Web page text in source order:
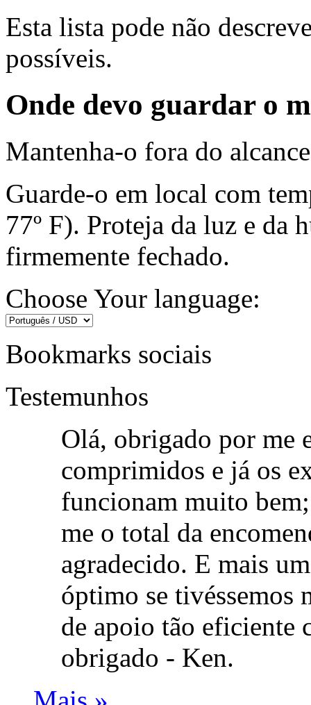
Esta lista pode não
possíveis.
Onde devo guardar o
Mantenha-o fora do
Guarde-o em local com
77º F). Proteja da luz e da
firmemente fechado.
Choose Your language:
Bookmarks sociais
Testemunhos
Olá, obrigado por me
comprimidos e já os
funcionam muito
me o total da
agradecido. E mais
óptimo se tivéssemos
de apoio tão eficiente
obrigado - Ken.